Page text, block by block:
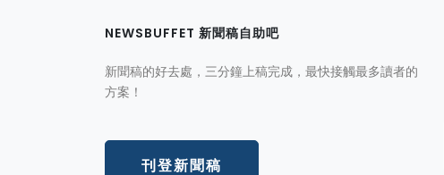
NEWSBUFFET 新聞稿自助吧
新聞稿的好去處，三分鐘上稿完成，最快接觸最多讀者的
方案！
刊登新聞稿